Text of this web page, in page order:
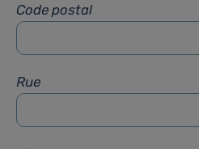
Code postal
Rue